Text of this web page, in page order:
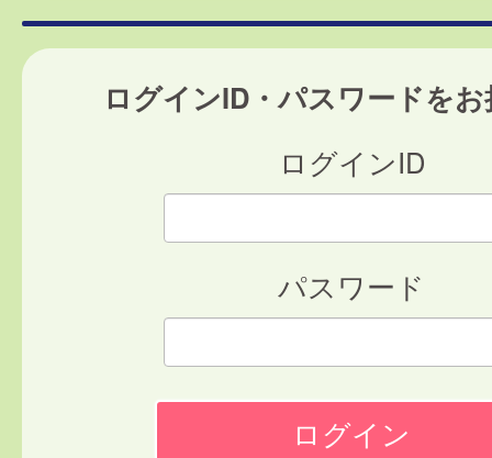
ログインID・パスワードを
ログインID
パスワード